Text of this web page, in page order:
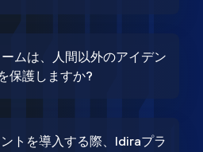
ムは、人間以外のアイデン
保護しますか?
トを導入する際、Idiraプラ